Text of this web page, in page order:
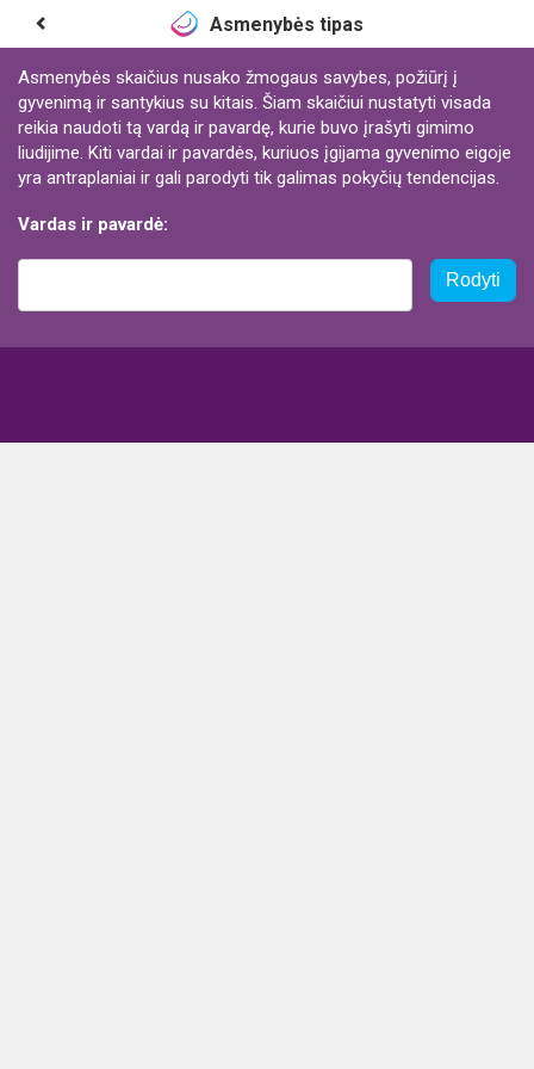
Asmenybės tipas
Asmenybės skaičius nusako žmogaus savybes, požiūrį į
gyvenimą ir santykius su kitais. Šiam skaičiui nustatyti visada
reikia naudoti tą vardą ir pavardę, kurie buvo įrašyti gimimo
liudijime. Kiti vardai ir pavardės, kuriuos įgijama gyvenimo eigoje
yra antraplaniai ir gali parodyti tik galimas pokyčių tendencijas.
Vardas ir pavardė:
Rodyti